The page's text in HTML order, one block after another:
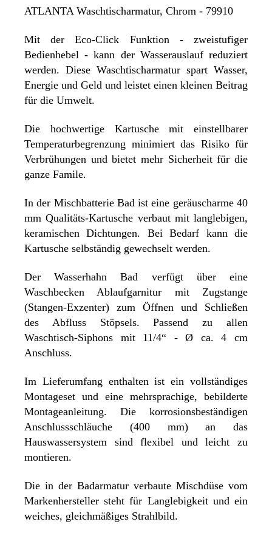
ATLANTA Waschtischarmatur, Chrom - 79910
Mit der Eco-Click Funktion - zweistufiger
Bedienhebel - kann der Wasserauslauf reduziert
werden. Diese Waschtischarmatur spart Wasser,
Energie und Geld und leistet einen kleinen Beitrag
für die Umwelt.
Die hochwertige Kartusche mit einstellbarer
Temperaturbegrenzung minimiert das Risiko für
Verbrühungen und bietet mehr Sicherheit für die
ganze Famile.
In der Mischbatterie Bad ist eine geräuscharme 40
mm Qualitäts-Kartusche verbaut mit langlebigen,
keramischen Dichtungen. Bei Bedarf kann die
Kartusche selbständig gewechselt werden.
Der Wasserhahn Bad verfügt über eine
Waschbecken Ablaufgarnitur mit Zugstange
(Stangen-Exzenter) zum Öffnen und Schließen
des Abfluss Stöpsels. Passend zu allen
Waschtisch-Siphons mit 11/4“ - Ø ca. 4 cm
Anschluss.
Im Lieferumfang enthalten ist ein vollständiges
Montageset und eine mehrsprachige, bebilderte
Montageanleitung. Die korrosionsbeständigen
Anschlussschläuche (400 mm) an das
Hauswassersystem sind flexibel und leicht zu
montieren.
Die in der Badarmatur verbaute Mischdüse vom
Markenhersteller steht für Langlebigkeit und ein
weiches, gleichmäßiges Strahlbild.